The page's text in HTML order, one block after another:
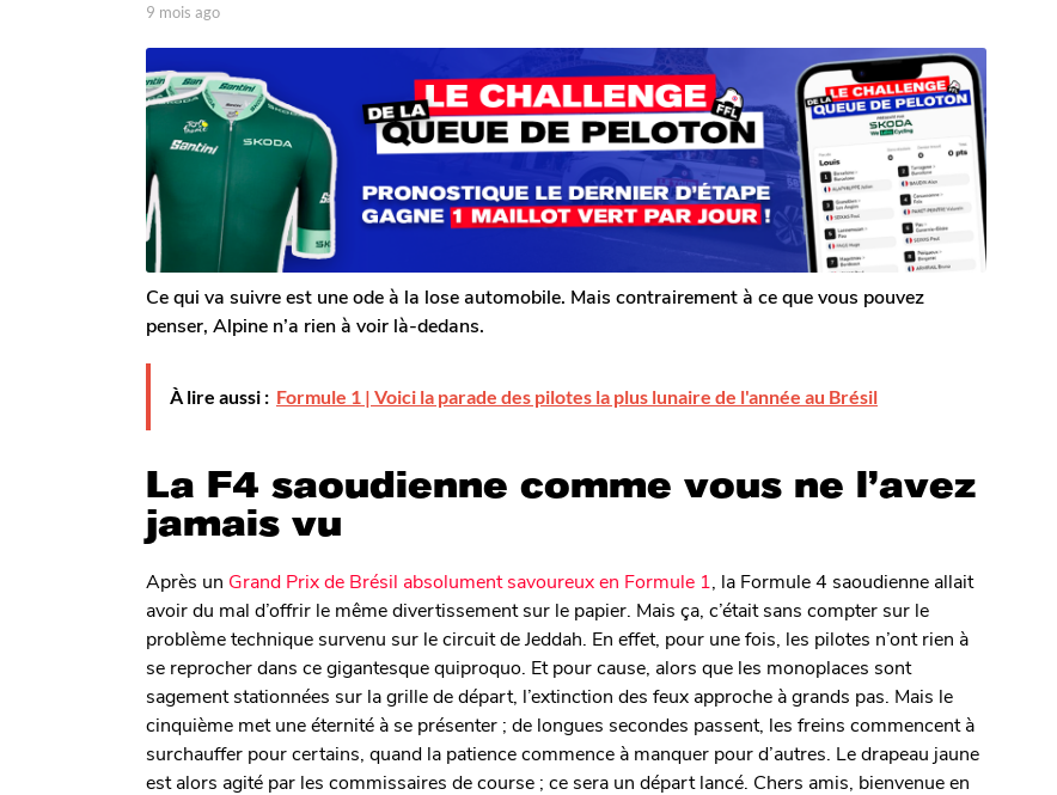
o
m
o
i
s
a
g
o
p
r
T
o
m
G
a
l
e
r
o
n
9 mois ago
i
s
a
o
Ce qui va suivre est une ode à la lose automobile. Mais contrairement à ce que vous pouvez
penser, Alpine n’a rien à voir là-dedans.
À lire aussi : Formule 1 | Voici la parade des pilotes la plus lunaire de l'année au Brésil
La F4 saoudienne comme vous ne l’avez
jamais vu
Après un Grand Prix de Brésil absolument savoureux en Formule 1 , la Formule 4 saoudienne allait
avoir du mal d’offrir le même divertissement sur le papier. Mais ça, c’était sans compter sur le
problème technique survenu sur le circuit de Jeddah. En effet, pour une fois, les pilotes n’ont rien à
se reprocher dans ce gigantesque quiproquo. Et pour cause, alors que les monoplaces sont
sagement stationnées sur la grille de départ, l’extinction des feux approche à grands pas. Mais le
cinquième met une éternité à se présenter ; de longues secondes passent, les freins commencent à
surchauffer pour certains, quand la patience commence à manquer pour d’autres. Le drapeau jaune
est alors agité par les commissaires de course ; ce sera un départ lancé. Chers amis, bienvenue en